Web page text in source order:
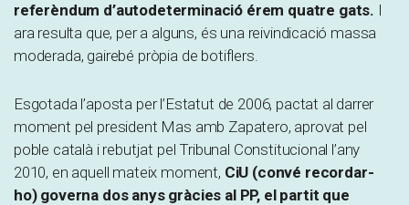
referèndum d’autodeterminació érem quatre gats. I
ara resulta que, per a alguns, és una reivindicació massa
moderada, gairebé pròpia de botiflers.
Esgotada l’aposta per l’Estatut de 2006, pactat al darrer
moment pel president Mas amb Zapatero, aprovat pel
poble català i rebutjat pel Tribunal Constitucional l’any
2010, en aquell mateix moment, CiU (convé recordar-
ho) governa dos anys gràcies al PP, el partit que